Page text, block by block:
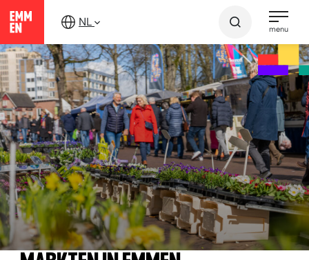
Verder
naar
content
NL
menu
Ontdek Emmen
Winkelen en markten
Markten in Emmen